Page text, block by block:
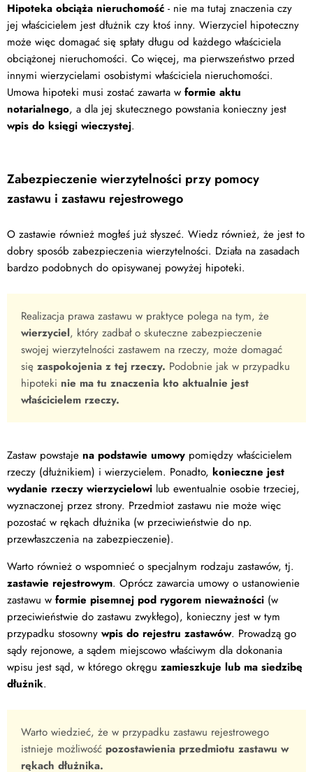
Hipoteka obciąża nieruchomość - nie ma tutaj znaczenia czy
jej właścicielem jest dłużnik czy ktoś inny. Wierzyciel hipoteczny
może więc domagać się spłaty długu od każdego właściciela
obciążonej nieruchomości. Co więcej, ma pierwszeństwo przed
innymi wierzycielami osobistymi właściciela nieruchomości.
Umowa hipoteki musi zostać zawarta w formie aktu
notarialnego, a dla jej skutecznego powstania konieczny jest
wpis do księgi wieczystej.
Zabezpieczenie wierzytelności przy pomocy
zastawu i zastawu rejestrowego
O zastawie również mogłeś już słyszeć. Wiedz również, że jest to
dobry sposób zabezpieczenia wierzytelności. Działa na zasadach
bardzo podobnych do opisywanej powyżej hipoteki.
Realizacja prawa zastawu w praktyce polega na tym, że
wierzyciel, który zadbał o skuteczne zabezpieczenie
swojej wierzytelności zastawem na rzeczy, może domagać
się zaspokojenia z tej rzeczy. Podobnie jak w przypadku
hipoteki nie ma tu znaczenia kto aktualnie jest
właścicielem rzeczy.
Zastaw powstaje na podstawie umowy pomiędzy właścicielem
rzeczy (dłużnikiem) i wierzycielem. Ponadto, konieczne jest
wydanie rzeczy wierzycielowi lub ewentualnie osobie trzeciej,
wyznaczonej przez strony. Przedmiot zastawu nie może więc
pozostać w rękach dłużnika (w przeciwieństwie do np.
przewłaszczenia na zabezpieczenie).
Warto również o wspomnieć o specjalnym rodzaju zastawów, tj.
zastawie rejestrowym. Oprócz zawarcia umowy o ustanowienie
zastawu w formie pisemnej pod rygorem nieważności (w
przeciwieństwie do zastawu zwykłego), konieczny jest w tym
przypadku stosowny wpis do rejestru zastawów. Prowadzą go
sądy rejonowe, a sądem miejscowo właściwym dla dokonania
wpisu jest sąd, w którego okręgu zamieszkuje lub ma siedzibę
dłużnik.
Warto wiedzieć, że w przypadku zastawu rejestrowego
istnieje możliwość pozostawienia przedmiotu zastawu w
rękach dłużnika.